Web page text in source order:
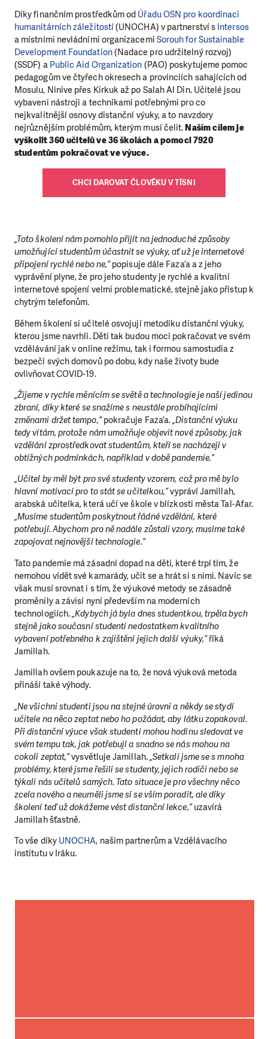
Díky finančním prostředkům od Úřadu OSN pro koordinaci
humanitárních záležitostí(UNOCHA) v partnerství s Intersos
a místními nevládními organizacemi Sorouh for Sustainable
Development Foundation(Nadace pro udržitelný rozvoj)
(SSDF) a Public Aid Organization (PAO) poskytujeme pomoc
pedagogům ve čtyřech okresech a provinciích sahajících od
Mosulu, Ninive přes Kirkuk až po Salah Al Din. Učitelé jsou
vybaveni nástroji a technikami potřebnými pro co
nejkvalitnější osnovy distanční výuky, a to navzdory
nejrůznějším problémům, kterým musí čelit.Naším cílem je
vyškolit 360 učitelů ve 36 školách a pomoci 7920
studentům pokračovat ve výuce.
CHCI DAROVAT ČLOVĚKU V TÍSNI
„Toto školení nám pomohlo přijít na jednoduché způsoby
umožňující studentům účastnit se výuky, ať už je internetové
připojení rychlé nebo ne,”popisuje dále Faza’a a z jeho
vyprávění plyne, že pro jeho studenty je rychlé a kvalitní
internetové spojení velmi problematické, stejně jako přístup k
chytrým telefonům.
Během školení si učitelé osvojují metodiku distanční výuky,
kterou jsme navrhli. Děti tak budou moci pokračovat ve svém
vzdělávání jak v online režimu, tak i formou samostudia z
bezpečí svých domovů po dobu, kdy naše životy bude
ovlivňovat COVID-19.
„Žijeme v rychle měnícím se světě a technologie je naší jedinou
zbraní, díky které se snažíme s neustále probíhajícími
změnami držet tempo,”pokračuje Faza’a.„Distanční výuku
tedy vítám, protože nám umožňuje objevit nové způsoby, jak
vzdělání zprostředkovat studentům, kteří se nacházejí v
obtížných podmínkách, například v době pandemie.”
„Učitel by měl být pro své studenty vzorem, což pro mě bylo
hlavní motivací pro to stát se učitelkou,”vypráví Jamillah,
arabská učitelka, která učí ve škole v blízkosti města Tal-Afar.
„Musíme studentům poskytnout řádné vzdělání, které
potřebují. Abychom pro ně nadále zůstali vzory, musíme také
zapojovat nejnovější technologie.”
Tato pandemie má zásadní dopad na děti, které trpí tím, že
nemohou vidět své kamarády, učit se a hrát si s nimi. Navíc se
však musí srovnat i s tím, že výukové metody se zásadně
proměnily a závisí nyní především na moderních
technologiích.„Kdybych já byla dnes studentkou, trpěla bych
stejně jako současní studenti nedostatkem kvalitního
vybavení potřebného k zajištění jejich další výuky,”říká
Jamillah.
Jamillah ovšem poukazuje na to, že nová výuková metoda
přináší také výhody.
„Ne všichni studenti jsou na stejné úrovni a někdy se stydí
učitele na něco zeptat nebo ho požádat, aby látku zopakoval.
Při distanční výuce však studenti mohou hodinu sledovat ve
svém tempu tak, jak potřebují a snadno se nás mohou na
cokoli zeptat,”vysvětluje Jamillah.„Setkali jsme se s mnoha
problémy, které jsme řešili se studenty, jejich rodiči nebo se
týkali nás učitelů samých. Tato situace je pro všechny něco
zcela nového a neuměli jsme si se vším poradit, ale díky
školení teď už dokážeme vést distanční lekce,”uzavírá
Jamillah šťastně.
To vše díky UNOCHA, našim partnerům a Vzdělávacího
institutu v Iráku.